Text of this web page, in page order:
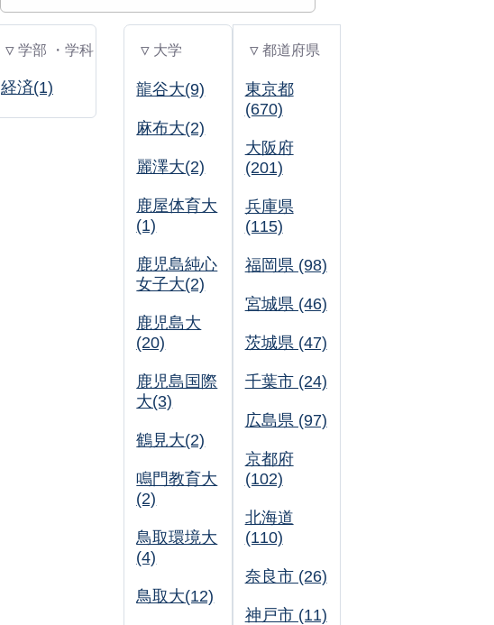
▽ 学部 ・学科
経済(1)
▽ 大学
龍谷大(9)
麻布大(2)
麗澤大(2)
鹿屋体育大
(1)
鹿児島純心
女子大(2)
鹿児島大
(20)
鹿児島国際
大(3)
鶴見大(2)
鳴門教育大
(2)
鳥取環境大
(4)
鳥取大(12)
▽ 都道府県
東京都
(670)
大阪府
(201)
兵庫県
(115)
福岡県 (98)
宮城県 (46)
茨城県 (47)
千葉市 (24)
広島県 (97)
京都府
(102)
北海道
(110)
奈良市 (26)
神戸市 (11)